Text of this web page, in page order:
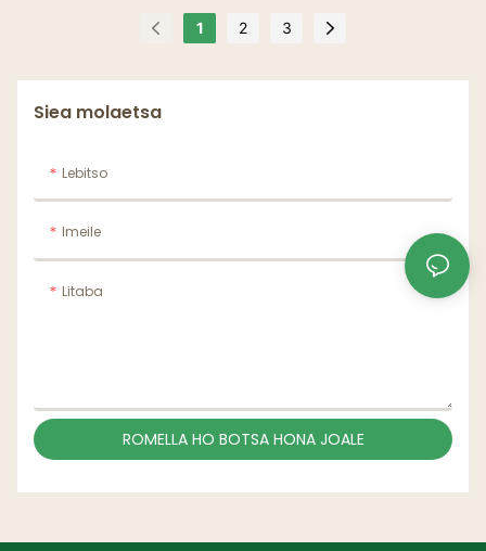
1 2 3
Siea molaetsa
Lebitso
Imeile
Litaba
ROMELLA HO BOTSA HONA JOALE